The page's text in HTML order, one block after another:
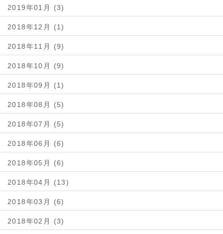
2019年01月 (3)
2018年12月 (1)
2018年11月 (9)
2018年10月 (9)
2018年09月 (1)
2018年08月 (5)
2018年07月 (5)
2018年06月 (6)
2018年05月 (6)
2018年04月 (13)
2018年03月 (6)
2018年02月 (3)